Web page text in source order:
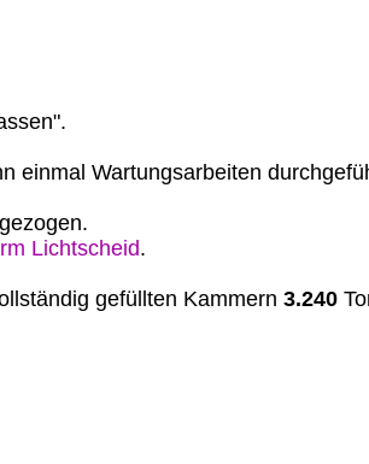
einmal Wartungsarbeiten
Lichtscheid.
gefüllten Kammern 3.240